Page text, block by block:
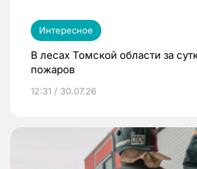
Интересное
В лесах Томской области за
пожаров
12:31 / 30.07.26